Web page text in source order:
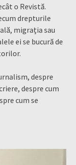
o Revistă.
drepturile
migrația sau
ei se bucură de
despre
despre cum
cum se